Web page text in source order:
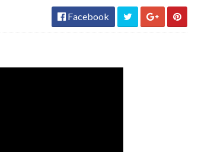
Facebook